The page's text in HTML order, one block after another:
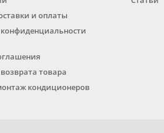
и оплаты
товара
кондиционеров